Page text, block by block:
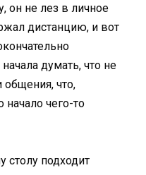
он не лез в личное
дистанцию, и вот
думать, что не
общения, что,
начало чего-то
столу подходит